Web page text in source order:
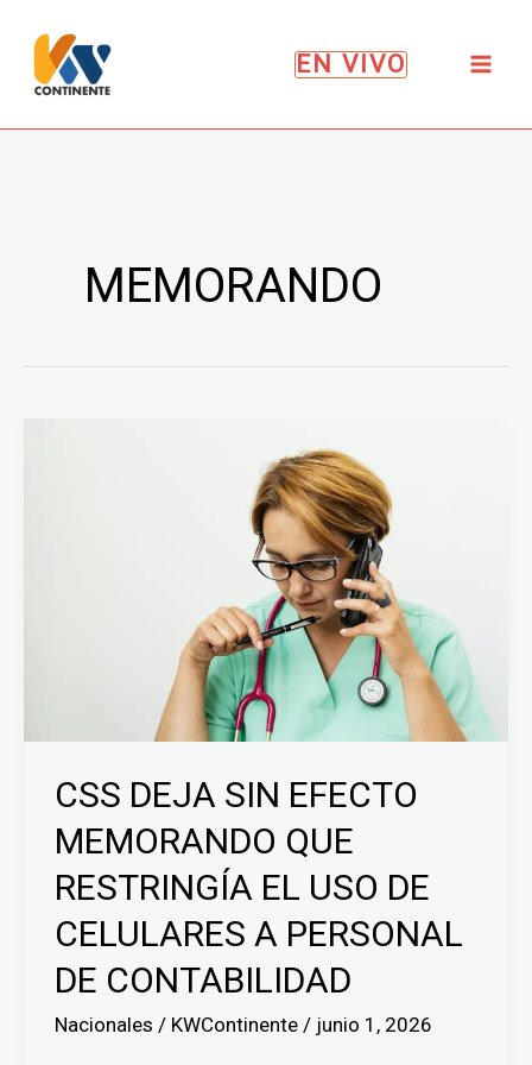
contenido
EN VIVO
MEMORANDO
CSS DEJA SIN EFECTO
MEMORANDO QUE
RESTRINGÍA EL USO DE
CELULARES A PERSONAL
DE CONTABILIDAD
Nacionales / KWContinente / junio 1, 2026